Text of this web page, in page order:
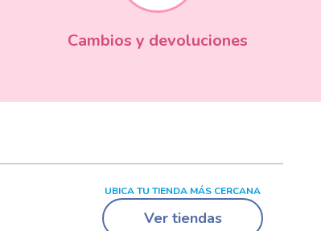
Cambios y devoluciones
UBICA TU TIENDA MÁS CERCANA
Ver tiendas